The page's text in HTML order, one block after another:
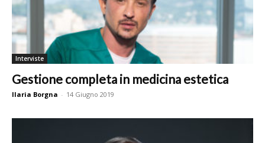
Interviste
Gestione completa in medicina estetica
Ilaria Borgna - 14 Giugno 2019